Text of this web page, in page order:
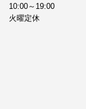
10:00～19:00
火曜定休